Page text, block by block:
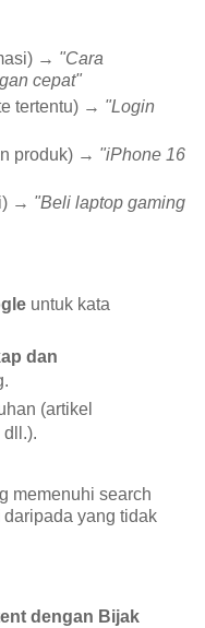
→ "Cara
cepat"
tertentu) → "Login
produk) → "iPhone 16
→ "Beli laptop gaming
untuk kata
dan
(artikel
dll.).
memenuhi search
daripada yang tidak
dengan Bijak